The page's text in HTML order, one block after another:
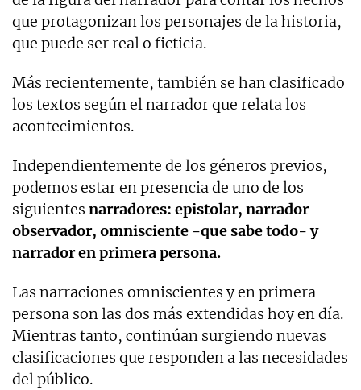
que protagonizan los personajes de la historia,
que puede ser real o ficticia.
Más recientemente, también se han clasificado
los textos según el narrador que relata los
acontecimientos.
Independientemente de los géneros previos,
podemos estar en presencia de uno de los
siguientes narradores: epistolar, narrador
observador, omnisciente -que sabe todo- y
narrador en primera persona.
Las narraciones omniscientes y en primera
persona son las dos más extendidas hoy en día.
Mientras tanto, continúan surgiendo nuevas
clasificaciones que responden a las necesidades
del público.